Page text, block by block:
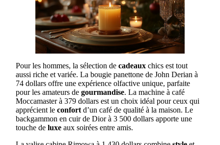
Pour les hommes, la sélection de cadeaux chics est tout
aussi riche et variée. La bougie panettone de John Derian à
74 dollars offre une expérience olfactive unique, parfaite
pour les amateurs de gourmandise. La machine à café
Moccamaster à 379 dollars est un choix idéal pour ceux qui
apprécient le confortd’un café de qualité à la maison. Le
backgammon en cuir de Dior à 3 500 dollars apporte une
touche de luxe aux soirées entre amis.